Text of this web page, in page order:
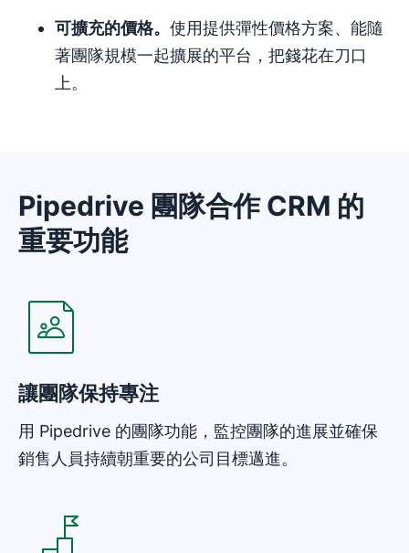
可擴充的價格。 使用提供彈性價格方案、能隨
著團隊規模一起擴展的平台，把錢花在刀口
上。
Pipedrive 團隊合作 CRM 的
重要功能
讓團隊保持專注
用 Pipedrive 的團隊功能，監控團隊的進展並確保
銷售人員持續朝重要的公司目標邁進。